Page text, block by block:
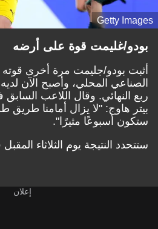
Getty Images
بودو/غليمت قوة على أرضه
أثبت بودو/جليمت مرة أخرى
الصناعي المحلي، وأصبح الآن
ربع النهائي. وقال اللاعب
بيتر هاوج: "لا يزال أمامنا طريق
ستكون أسبوعًا مثيرًا".
ستتحدد النتيجة يوم الثلاثاء